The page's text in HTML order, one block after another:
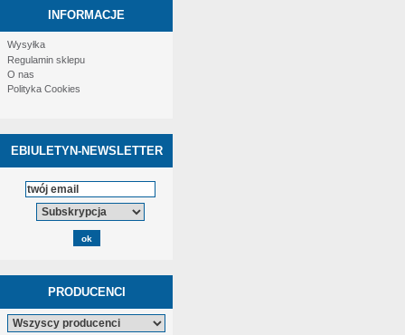
INFORMACJE
Wysyłka
Regulamin sklepu
O nas
Polityka Cookies
EBIULETYN-NEWSLETTER
PRODUCENCI